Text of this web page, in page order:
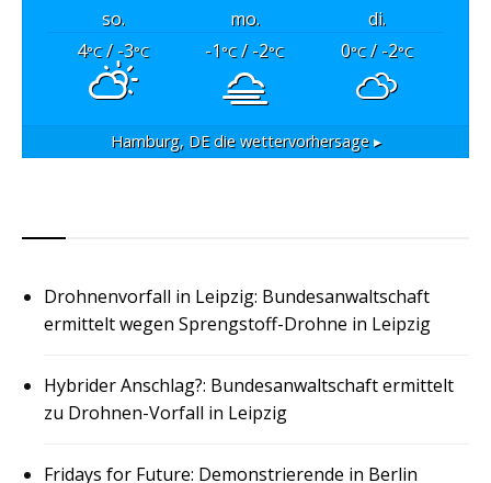
so. mo.
di.
4°C/ -3°C -1°C/ -2°C 0°C/ -2°C
Hamburg, DEdie wettervorhersage ▸
Drohnenvorfall in Leipzig: Bundesanwaltschaft
ermittelt wegen Sprengstoff-Drohne in Leipzig
Hybrider Anschlag?: Bundesanwaltschaft ermittelt
zu Drohnen-Vorfall in Leipzig
Fridays for Future: Demonstrierende in Berlin